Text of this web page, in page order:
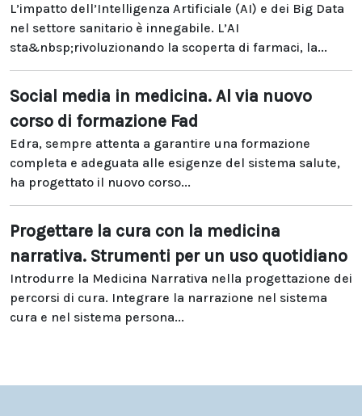
L’impatto dell’Intelligenza Artificiale (AI) e dei Big Data
nel settore sanitario è innegabile. L’AI
sta&nbsp;rivoluzionando la scoperta di farmaci, la...
Social media in medicina. Al via nuovo
corso di formazione Fad
Edra, sempre attenta a garantire una formazione
completa e adeguata alle esigenze del sistema salute,
ha progettato il nuovo corso...
Progettare la cura con la medicina
narrativa. Strumenti per un uso quotidiano
Introdurre la Medicina Narrativa nella progettazione dei
percorsi di cura. Integrare la narrazione nel sistema
cura e nel sistema persona...